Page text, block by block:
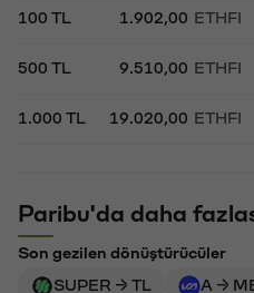
100 TL 1.902,00 ETHFI
500 TL 9.510,00 ETHFI
1.000 TL 19.020,00 ETHFI
Paribu'da daha
Son gezilen dönüştürücüler
SUPER → TL
A →